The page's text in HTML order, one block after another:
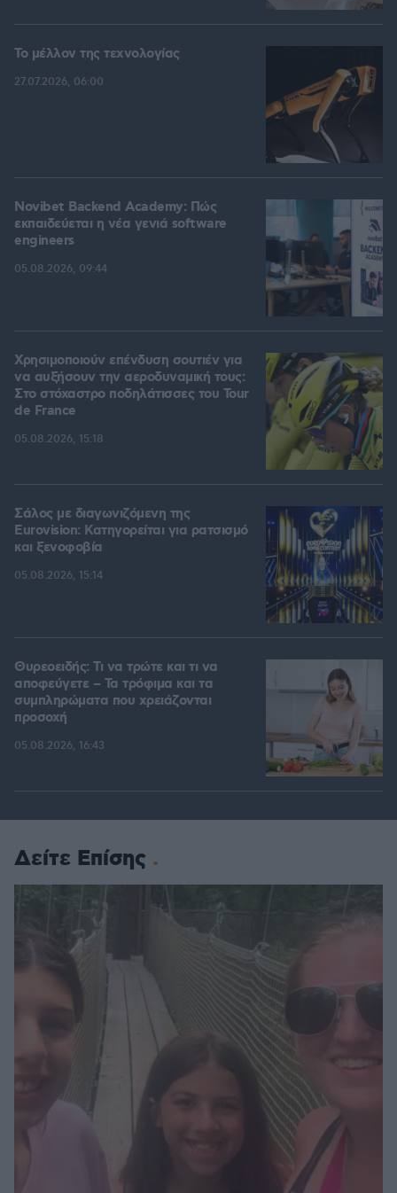
Το μέλλον της τεχνολογίας
27.07.2026, 06:00
Novibet Backend Academy: Πώς
εκπαιδεύεται η νέα γενιά software
engineers
05.08.2026, 09:44
Χρησιμοποιούν επένδυση σουτιέν για
να αυξήσουν την αεροδυναμική τους:
Στο στόχαστρο ποδηλάτισσες του Tour
de France
05.08.2026, 15:18
Σάλος με διαγωνιζόμενη της
Eurovision: Κατηγορείται για ρατσισμό
και ξενοφοβία
05.08.2026, 15:14
Θυρεοειδής: Τι να τρώτε και τι να
αποφεύγετε – Τα τρόφιμα και τα
συμπληρώματα που χρειάζονται
προσοχή
05.08.2026, 16:43
Δείτε Επίσης